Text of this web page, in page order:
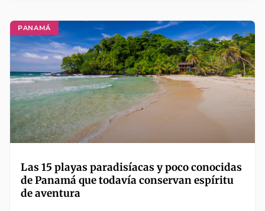
PANAMÁ
Las 15 playas paradisíacas y poco conocidas
de Panamá que todavía conservan espíritu
de aventura